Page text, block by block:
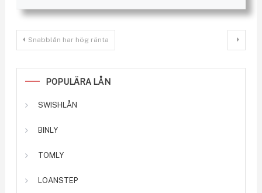
Inläggsnavigering
Snabblån har hög ränta
POPULÄRA LÅN
SWISHLÅN
BINLY
TOMLY
LOANSTEP